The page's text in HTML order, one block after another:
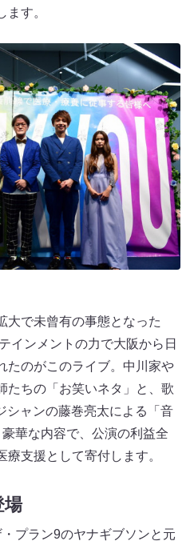
す。
大で未曾有の事態となった
インメントの力で大阪から日
たのがこのライブ。中川家や
たちの「お笑いネタ」と、歌
シャンの藤巻亮太による「音
華な内容で、公演の利益全
支援として寄付します。
場
プラン9のヤナギブソンと元